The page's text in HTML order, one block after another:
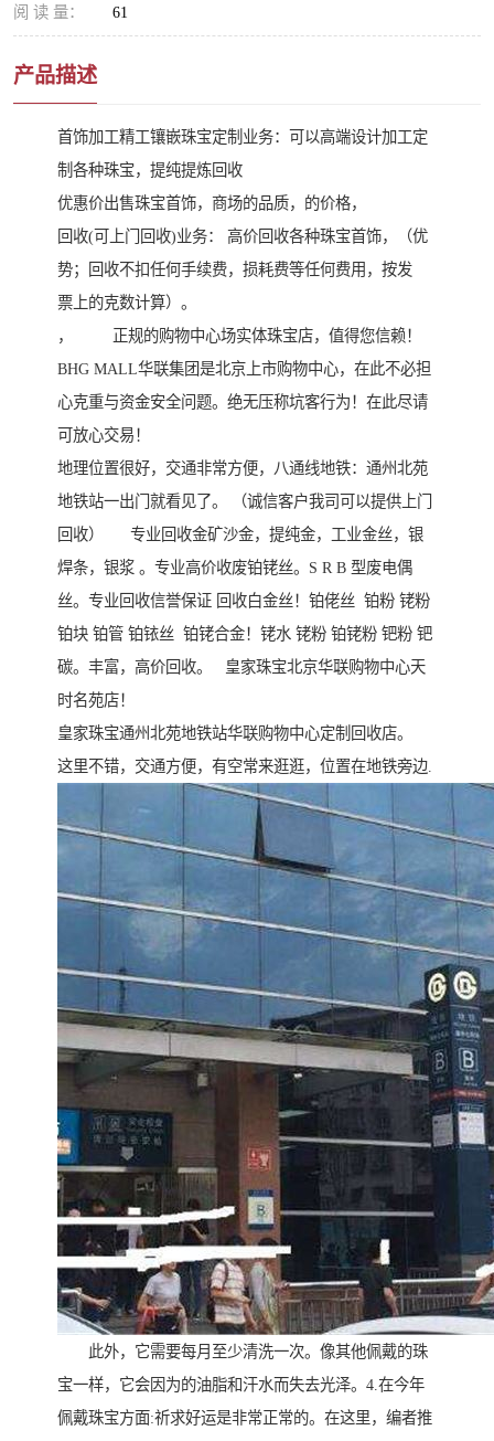
阅 读 量： 61
产品描述
首饰加工精工镶嵌珠宝定制业务：可以高端设计加工定
制各种珠宝，提纯提炼回收
优惠价出售珠宝首饰，商场的品质，的价格，
回收(可上门回收)业务： 高价回收各种珠宝首饰，（优
势；回收不扣任何手续费，损耗费等任何费用，按发
票上的克数计算）。
， 正规的购物中心场实体珠宝店，值得您信赖！
BHG MALL华联集团是北京上市购物中心，在此不必担
心克重与资金安全问题。绝无压称坑客行为！在此尽请
可放心交易！
地理位置很好，交通非常方便，八通线地铁：通州北苑
地铁站一出门就看见了。 （诚信客户我司可以提供上门
回收） 专业回收金矿沙金，提纯金，工业金丝，银
焊条，银浆 。专业高价收废铂铑丝。S R B 型废电偶
丝。专业回收信誉保证 回收白金丝！铂佬丝 铂粉 铑粉
铂块 铂管 铂铱丝 铂铑合金！铑水 铑粉 铂铑粉 钯粉 钯
碳。丰富，高价回收。 皇家珠宝北京华联购物中心天
时名苑店！
皇家珠宝通州北苑地铁站华联购物中心定制回收店。
这里不错，交通方便，有空常来逛逛，位置在地铁旁边.
此外，它需要每月至少清洗一次。像其他佩戴的珠
宝一样，它会因为的油脂和汗水而失去光泽。4.在今年
佩戴珠宝方面:祈求好运是非常正常的。在这里，编者推